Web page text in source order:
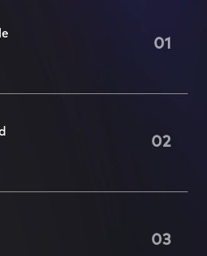
01
02
03